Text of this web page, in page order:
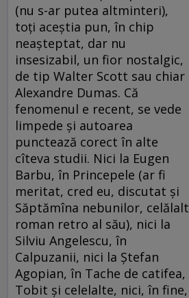
(nu s-ar putea altminteri),
toți aceștia pun, în chip
neașteptat, dar nu
insesizabil, un fior nostalgic,
de tip Walter Scott sau chiar
Alexandre Dumas. Că
fenomenul e recent, se vede
limpede și autoarea
punctează corect în alte
cîteva studii. Nici la Eugen
Barbu, în Princepele (ar fi
meritat, cred eu, discutat și
Săptămîna nebunilor, celălalt
roman retro al său), nici la
Silviu Angelescu, în
Calpuzanii, nici la Ștefan
Agopian, în Tache de catifea,
Tobit și celelalte, nici, în fine,